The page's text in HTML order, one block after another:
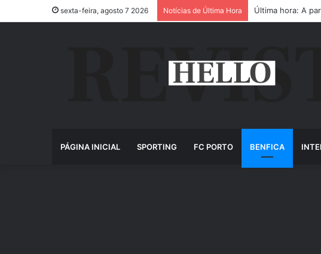
sexta-feira, agosto 7 2026 Notícias de Última Hora Última hora: A
PÁGINA INICIAL SPORTING FC PORTO BENFICA